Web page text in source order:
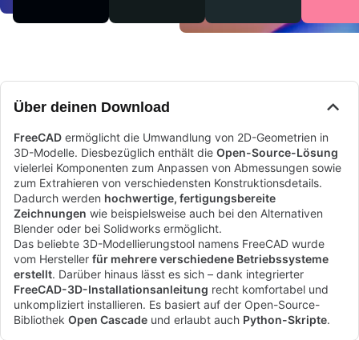
Über deinen Download
FreeCAD ermöglicht die Umwandlung von 2D-Geometrien in
3D-Modelle. Diesbezüglich enthält die Open-Source-Lösung
vielerlei Komponenten zum Anpassen von Abmessungen sowie
zum Extrahieren von verschiedensten Konstruktionsdetails.
Dadurch werden hochwertige, fertigungsbereite
Zeichnungen wie beispielsweise auch bei den Alternativen
Blender oder bei Solidworks ermöglicht.
Das beliebte 3D-Modellierungstool namens FreeCAD wurde
vom Hersteller für mehrere verschiedene Betriebssysteme
erstellt. Darüber hinaus lässt es sich – dank integrierter
FreeCAD-3D-Installationsanleitung recht komfortabel und
unkompliziert installieren. Es basiert auf der Open-Source-
Bibliothek Open Cascade und erlaubt auch Python-Skripte.